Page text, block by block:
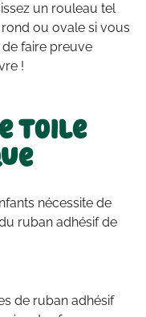
un rouleau tel
ou ovale si vous
faire preuve
!
toile
nécessite de
ruban adhésif de
de ruban adhésif